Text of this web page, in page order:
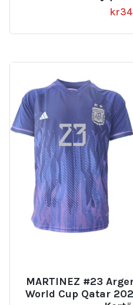
kr
MARTINEZ #23
World Cup Qatar